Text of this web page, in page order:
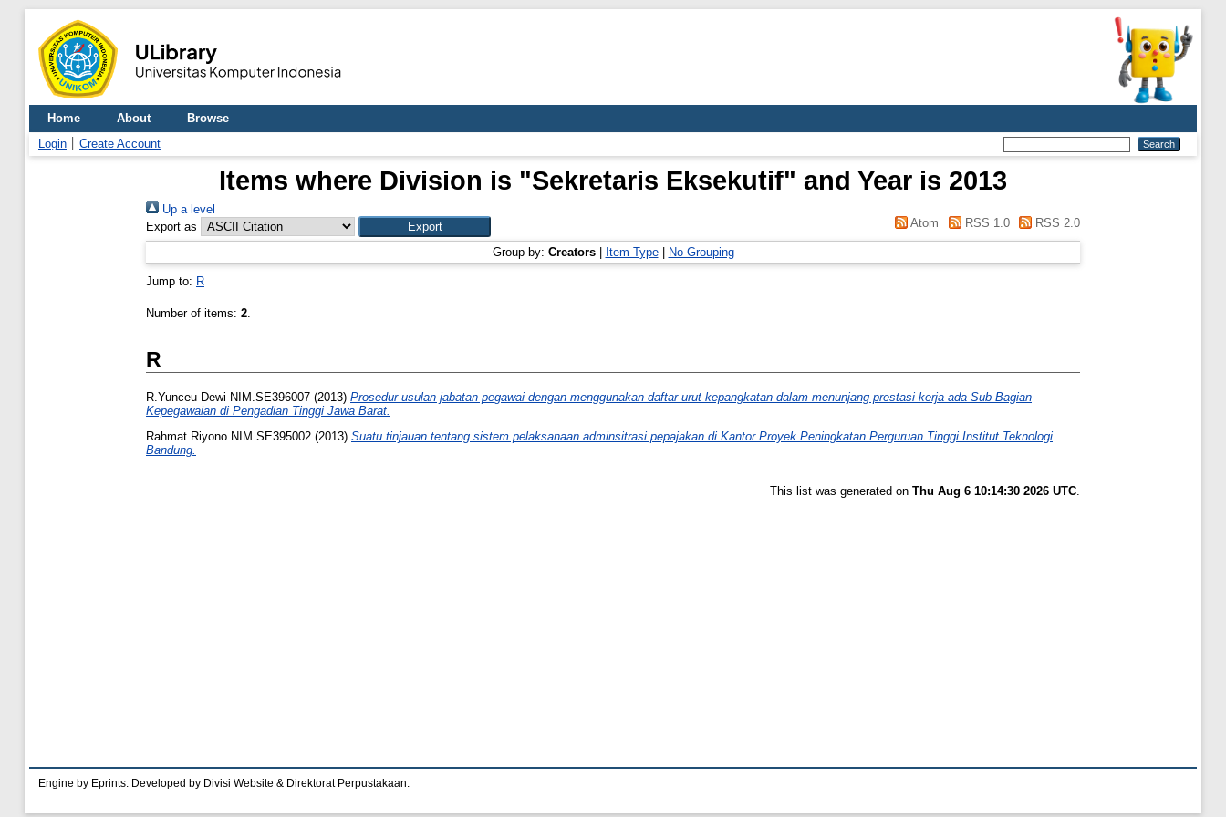
Home About
Browse
Login
Create Account
Items where Division is "Sekretaris Eksekutif" and Year is 2013
Up a level
Export as
Atom RSS 1.0 RSS 2.0
Group by: Creators| Item Type| No Grouping
Jump to: R
Number of items: 2.
R
R.Yunceu Dewi NIM.SE396007 (2013) Prosedur usulan jabatan pegawai dengan menggunakan daftar urut kepangkatan dalam menunjang prestasi kerja ada Sub Bagian
Kepegawaian di Pengadian Tinggi Jawa Barat.
Rahmat Riyono NIM.SE395002 (2013) Suatu tinjauan tentang sistem pelaksanaan adminsitrasi pepajakan di Kantor Proyek Peningkatan Perguruan Tinggi Institut Teknologi
Bandung.
This list was generated on Thu Aug 6 10:14:30 2026 UTC
Engine by Eprints. Developed by Divisi Website & Direktorat Perpustakaan.